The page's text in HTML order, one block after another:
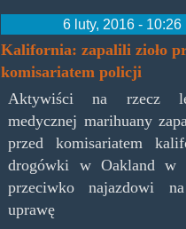
6 luty, 2016 - 10:26
Kalifornia: zapalili zioło
komisariatem policji
Aktywiści na rzecz
medycznej marihuany
przed komisariatem
drogówki w Oakland w
przeciwko najazdowi
uprawę